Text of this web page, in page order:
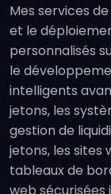
Mes services
et le
personnalisés
le
intelligents
jetons, les
gestion de
jetons, les sites
tableaux de
web sécurisées